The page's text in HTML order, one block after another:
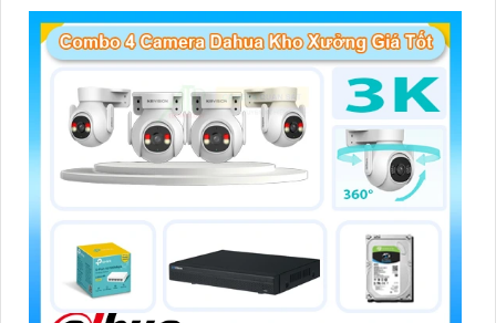
cao và hiệu suất tối ưu